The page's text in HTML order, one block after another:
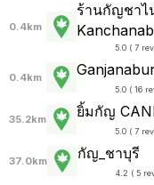
0.4km
ร้านกัญชาไ
5.0 ( 7
0.4km
5.0 ( 16
35.2km ยิ้มกัญ
5.0 ( 7
37.0km กัญ_ชาบุรี
4.2 ( 5